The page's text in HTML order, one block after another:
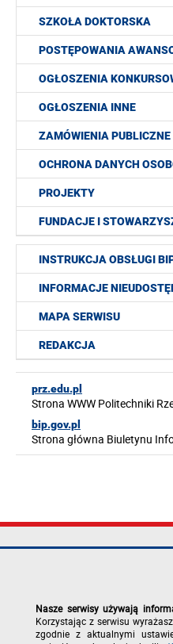
SZKOŁA DOKTORSKA
POSTĘPOWANIA
OGŁOSZENIA
OGŁOSZENIA INNE
ZAMÓWIENIA PUBLICZNE
OCHRONA DANYCH
PROJEKTY
FUNDACJE I
INSTRUKCJA OBSŁUGI
INFORMACJE
MAPA SERWISU
REDAKCJA
prz.edu.pl
Strona WWW Politechniki
bip.gov.pl
Strona główna Biuletynu
Politechnika
al. Powstańców
Warszawy 12
tel.:
e-mail:
Nasze serwisy używają
Korzystając z serwisu
zgodnie z aktualnymi